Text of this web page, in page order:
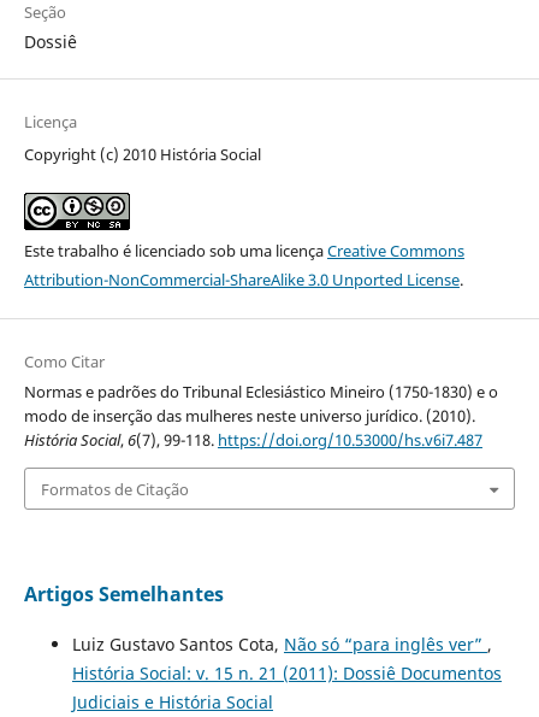
Seção
Dossiê
Licença
Copyright (c) 2010 História Social
Este trabalho é licenciado sob uma licençaCreative Commons
Attribution-NonCommercial-ShareAlike 3.0 Unported License.
Como Citar
Normas e padrões do Tribunal Eclesiástico Mineiro (1750-1830) e o
modo de inserção das mulheres neste universo jurídico. (2010).
História Social,6(7), 99-118. https://doi.org/10.53000/hs.v6i7.487
Formatos de Citação
Artigos Semelhantes
Luiz Gustavo Santos Cota, Não só “para inglês ver” ,
História Social: v. 15 n. 21 (2011): Dossiê Documentos
Judiciais e História Social